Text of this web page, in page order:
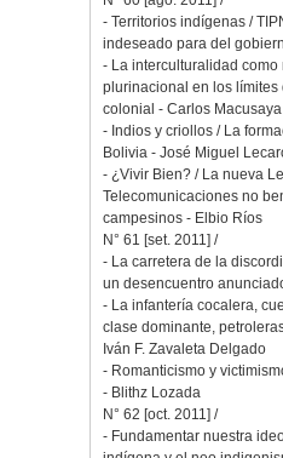
- Territorios indígenas /
indeseado para del
- La interculturalidad
plurinacional en los límites
colonial - Carlos Macusaya
- Indios y criollos / La
Bolivia - José Miguel
- ¿Vivir Bien? / La nueva
Telecomunicaciones no
campesinos - Elbio Ríos
N° 61 [set. 2011] /
- La carretera de la
un desencuentro
- La infantería cocalera,
clase dominante,
Iván F. Zavaleta Delgado
- Romanticismo y
- Blithz Lozada
N° 62 [oct. 2011] /
- Fundamentar nuestra